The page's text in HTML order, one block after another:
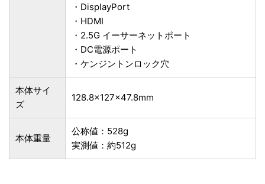
・DisplayPort
・HDMI
・2.5G イーサーネットポート
・DC電源ポート
・ケンジントンロック穴
本体サイ
ズ
128.8×127×47.8mm
本体重量
公称値：528g
実測値：約512g